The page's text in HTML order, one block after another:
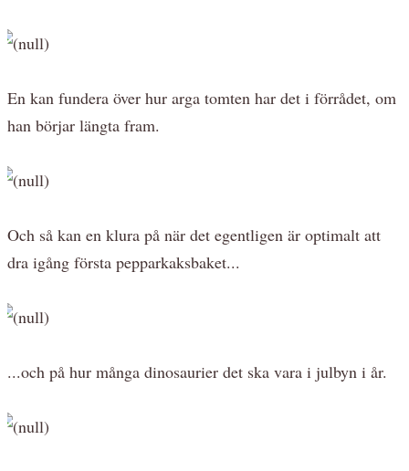
En kan fundera över hur arga tomten har det i förrådet, om
han börjar längta fram.
Och så kan en klura på när det egentligen är optimalt att
dra igång första pepparkaksbaket...
...och på hur många dinosaurier det ska vara i julbyn i år.